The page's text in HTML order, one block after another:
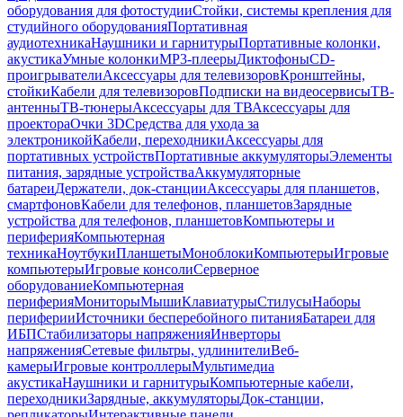
оборудования для фотостудииСтойки, системы крепления для
студийного оборудованияПортативная
аудиотехникаНаушники и гарнитурыПортативные колонки,
акустикаУмные колонкиMP3-плеерыДиктофоныCD-
проигрывателиАксессуары для телевизоровКронштейны,
стойкиКабели для телевизоровПодписки на видеосервисыТВ-
антенныТВ-тюнерыАксессуары для ТВАксессуары для
проектораОчки 3DСредства для ухода за
электроникойКабели, переходникиАксессуары для
портативных устройствПортативные аккумуляторыЭлементы
питания, зарядные устройстваАккумуляторные
батареиДержатели, док-станцииАксессуары для планшетов,
смартфоновКабели для телефонов, планшетовЗарядные
устройства для телефонов, планшетовКомпьютеры и
периферияКомпьютерная
техникаНоутбукиПланшетыМоноблокиКомпьютерыИгровые
компьютерыИгровые консолиСерверное
оборудованиеКомпьютерная
периферияМониторыМышиКлавиатурыСтилусыНаборы
периферииИсточники бесперебойного питанияБатареи для
ИБПСтабилизаторы напряженияИнверторы
напряженияСетевые фильтры, удлинителиВеб-
камерыИгровые контроллерыМультимедиа
акустикаНаушники и гарнитурыКомпьютерные кабели,
переходникиЗарядные, аккумуляторыДок-станции,